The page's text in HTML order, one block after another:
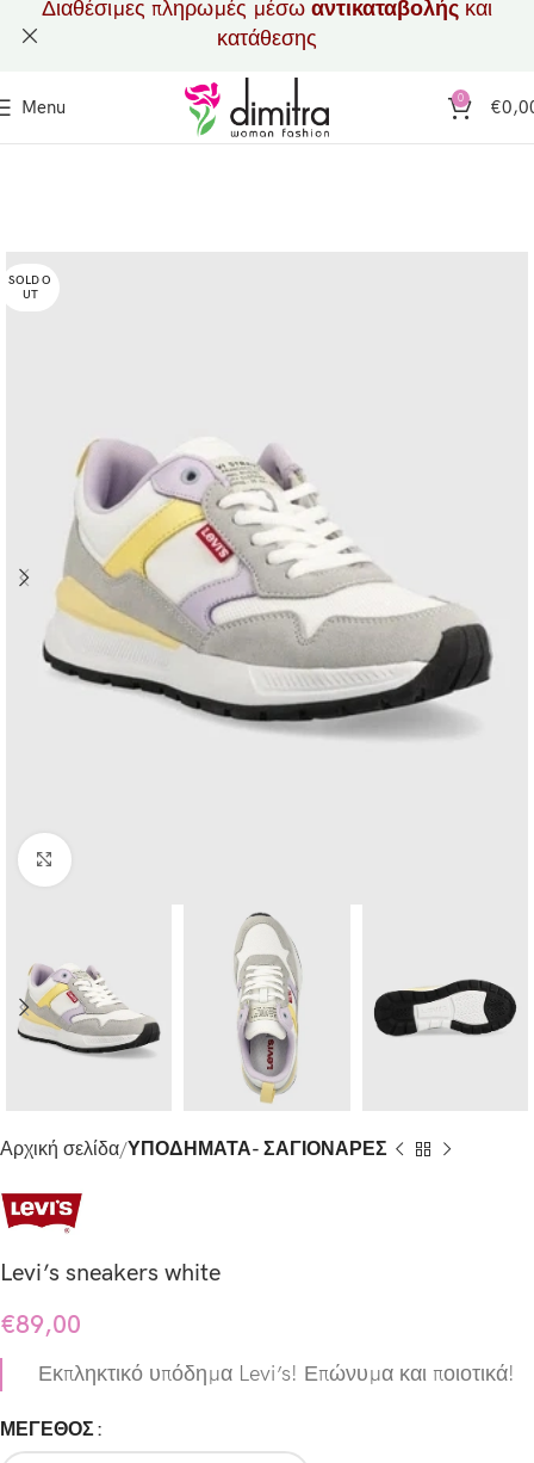
Menu 0 €
SOLD O
UT
Click to enlarge
Αρχική σελίδα ΥΠΟΔΗΜΑΤΑ- ΣΑΓΙΟΝΑΡΕΣ
Levi’s sneakers white
€89,00
Εκπληκτικό υπόδημα Levi’s! Επώνυμα και ποιοτικά!
ΜΕΓΕΘΟΣ
Διαθέσιμες πληρωμές μέσω αντικαταβολής και
κατάθεσης